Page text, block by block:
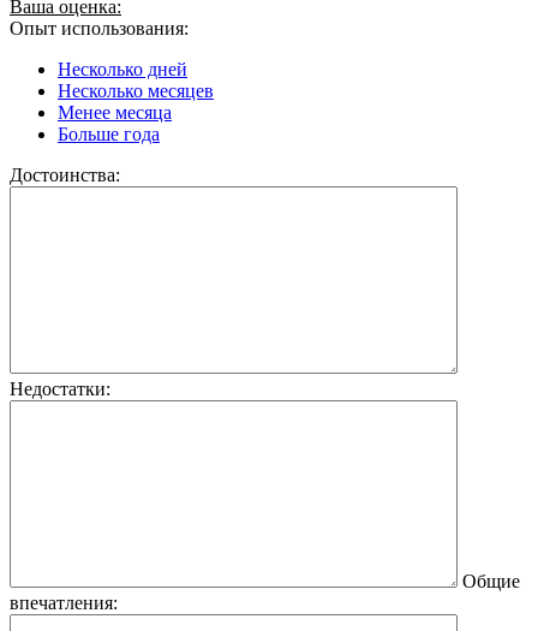
Ваша оценка:
Опыт использования:
Несколько дней
Несколько месяцев
Менее месяца
Больше года
Достоинства:
Недостатки:
Общие
впечатления: